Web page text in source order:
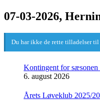
07-03-2026,
Du har ikke de rette tilladelser
Kontingent for sæsonen
6. august 2026
Årets Løveklub 2025/